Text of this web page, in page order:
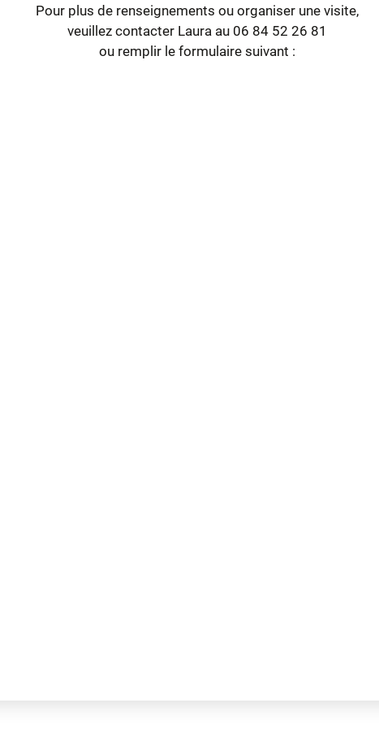
Pour plus de renseignements ou organiser une visite,
veuillez contacter Laura au 06 84 52 26 81
ou remplir le formulaire suivant :